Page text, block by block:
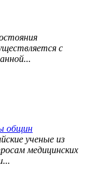
с
общин
ученые из
медицинских